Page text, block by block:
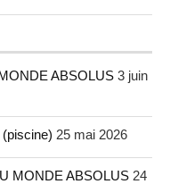
ABSOLUS 3 juin
25 mai 2026
MONDE ABSOLUS 24